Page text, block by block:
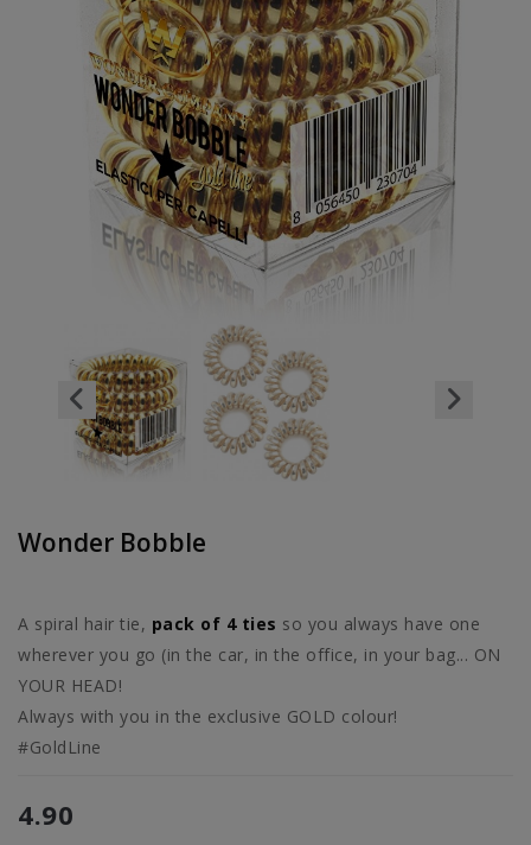
Wonder Bobble
A spiral hair tie, pack of 4 ties so you always have one
wherever you go (in the car, in the office, in your bag... ON
YOUR HEAD!
Always with you in the exclusive GOLD colour!
#GoldLine
4.90